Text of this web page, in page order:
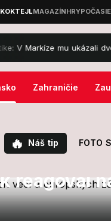
mu ukázali dvere,
Zahraničie
🔥 Náš tip FOTO
reagoval